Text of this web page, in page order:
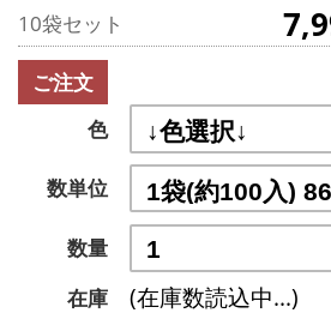
10袋セット
ご注文
色
数単位
数量
在庫
(在庫数読込中...)